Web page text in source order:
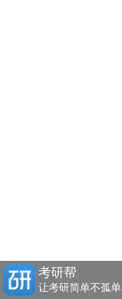
考研帮
让考研简单不孤单